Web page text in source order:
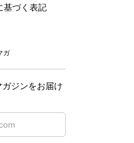
基づく表記
ガ
ジンをお届け